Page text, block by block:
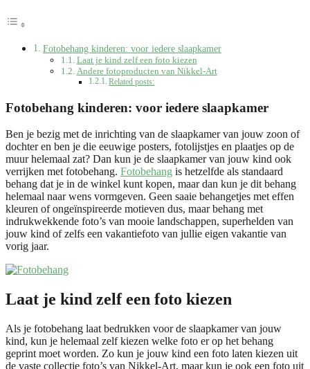
Fotobehang kinderen: voor iedere slaapkamer
Laat je kind zelf een foto kiezen
Andere fotoproducten van Nikkel-Art
Related posts:
Fotobehang kinderen: voor iedere slaapkamer
Ben je bezig met de inrichting van de slaapkamer van jouw zoon of
dochter en ben je die eeuwige posters, fotolijstjes en plaatjes op de
muur helemaal zat? Dan kun je de slaapkamer van jouw kind ook
verrijken met fotobehang. Fotobehang is hetzelfde als standaard
behang dat je in de winkel kunt kopen, maar dan kun je dit behang
helemaal naar wens vormgeven. Geen saaie behangetjes met effen
kleuren of ongeïnspireerde motieven dus, maar behang met
indrukwekkende foto’s van mooie landschappen, superhelden van
jouw kind of zelfs een vakantiefoto van jullie eigen vakantie van
vorig jaar.
Laat je kind zelf een foto kiezen
Als je fotobehang laat bedrukken voor de slaapkamer van jouw
kind, kun je helemaal zelf kiezen welke foto er op het behang
geprint moet worden. Zo kun je jouw kind een foto laten kiezen uit
de vaste collectie foto’s van Nikkel-Art, maar kun je ook een foto uit